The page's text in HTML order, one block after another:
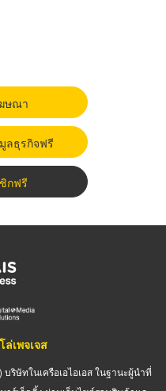
ษณา
ลธุรกิจฟรี
กฟรี
เพจเจส
ริษัทในเครือเอไอเอส ในฐานะผู้นำที่